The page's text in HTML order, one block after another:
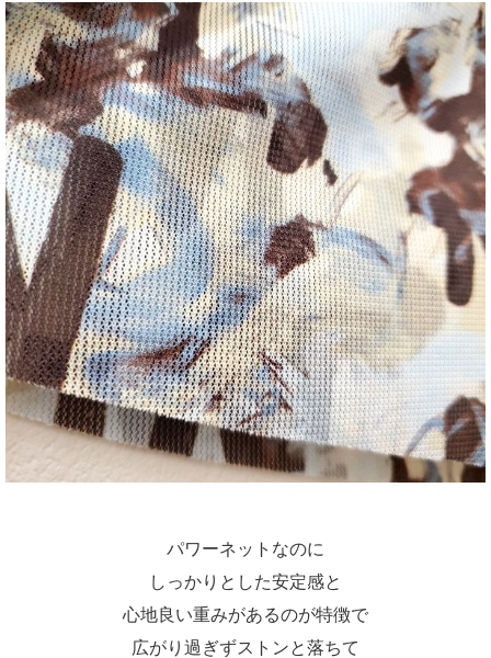
パワーネットなのに
しっかりとした安定感と
心地良い重みがあるのが特徴で
広がり過ぎずストンと落ちて